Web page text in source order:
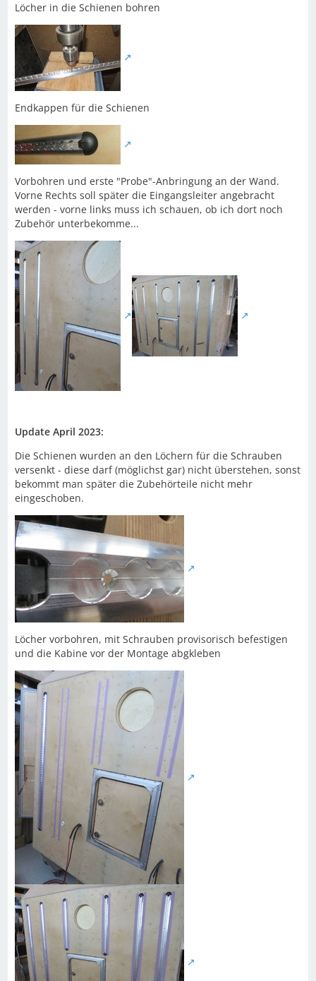
Löcher in die Schienen bohren
Endkappen für die Schienen
Vorbohren und erste "Probe"-Anbringung an der Wand.
Vorne Rechts soll später die Eingangsleiter angebracht
werden - vorne links muss ich schauen, ob ich dort noch
Zubehör unterbekomme...
Update April 2023:
Die Schienen wurden an den Löchern für die Schrauben
versenkt - diese darf (möglichst gar) nicht überstehen, sonst
bekommt man später die Zubehörteile nicht mehr
eingeschoben.
Löcher vorbohren, mit Schrauben provisorisch befestigen
und die Kabine vor der Montage abgkleben